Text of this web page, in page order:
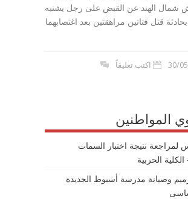
شمال الهند عن القبض على رجل يشتبه
قتل فتاتين مراهقتين بعد اغتصابهما
30/ اكتب تعليقاً
المواطنين
لمراجعة نتيجة اختبار السمات
الحربية
وصيانة مدرسة أسيوط الجديدة